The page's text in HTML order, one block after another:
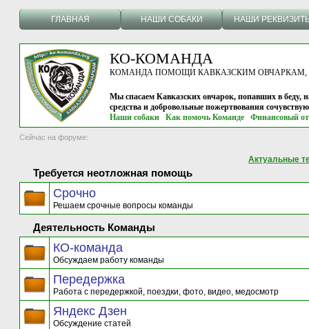
ГЛАВНАЯ НАШИ СОБАКИ НАШИ
КО-КОМАНДА
КОМАНДА ПОМОЩИ КАВКАЗСКИМ ОВЧАРКАМ, г.
Мы спасаем Кавказских овчарок, попавших в беду,
средства и добровольные пожертвования
Наши собаки
Как помочь Команде Финансовый
Сейчас на форуме:
Актуальные
Требуется неотложная помощь
Срочно
Решаем срочные вопросы команды
Деятельность Команды
КО-команда
Обсуждаем работу команды
Передержка
Работа с передержкой, поездки, фото, видео, медосмотр
Яндекс Дзен
Обсуждение статей